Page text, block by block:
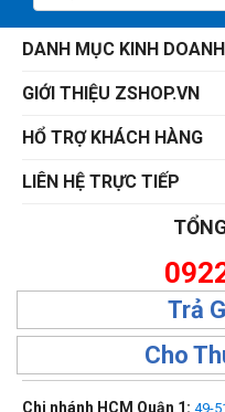
DANH MỤC KINH DOANH
GIỚI THIỆU ZSHOP.VN
HỔ TRỢ KHÁCH HÀNG
LIÊN HỆ TRỰC TIẾP
Trả
Cho
Chi nhánh HCM Quận 1: 49-